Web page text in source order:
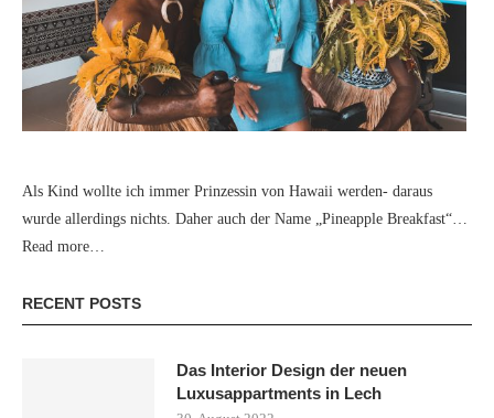
Als Kind wollte ich immer Prinzessin von Hawaii werden- daraus
wurde allerdings nichts. Daher auch der Name „Pineapple Breakfast“…
Read more…
RECENT POSTS
Das Interior Design der neuen
Luxusappartments in Lech